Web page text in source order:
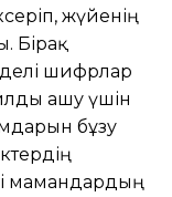
жүйенің
Бірақ
шифрлар
ашу үшін
бұзу
мамандардың